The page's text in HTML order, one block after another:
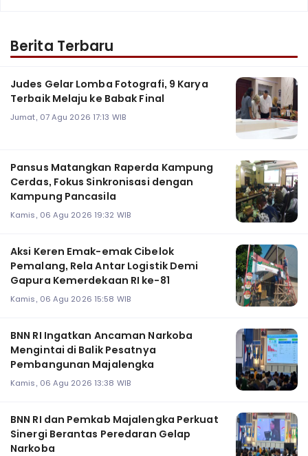
Berita Terbaru
Judes Gelar Lomba Fotografi, 9 Karya
Terbaik Melaju ke Babak Final
Jumat, 07 Agu 2026 17:13 WIB
Pansus Matangkan Raperda Kampung
Cerdas, Fokus Sinkronisasi dengan
Kampung Pancasila
Kamis, 06 Agu 2026 19:32 WIB
Aksi Keren Emak-emak Cibelok
Pemalang, Rela Antar Logistik Demi
Gapura Kemerdekaan RI ke-81
Kamis, 06 Agu 2026 15:58 WIB
BNN RI Ingatkan Ancaman Narkoba
Mengintai di Balik Pesatnya
Pembangunan Majalengka
Kamis, 06 Agu 2026 13:38 WIB
BNN RI dan Pemkab Majalengka Perkuat
Sinergi Berantas Peredaran Gelap
Narkoba